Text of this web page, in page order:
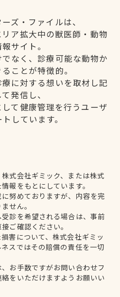
ズ・ファイルは、
ア拡大中の獣医師・動物
サイト。
なく、診療可能な動物か
ことが特徴的。
に対する想いを取材し記
発信し、
て健康管理を行うユーザ
しています。
式会社ギミック、または株式
報をもとにしています。
努めておりますが、内容を完
せん。
診を希望される場合は、事前
ご確認ください。
害について、株式会社ギミッ
スではその賠償の責任を一切
お手数ですがお問い合わせフ
をいただけますようお願いい